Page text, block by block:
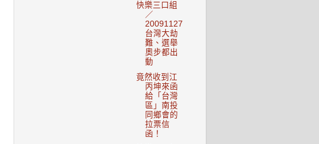
快樂三口組
／
20091127
台灣大劫
難、選舉
奧步都出
動
竟然收到江
丙坤來函
給「台灣
區」南投
同鄉會的
拉票信
函！